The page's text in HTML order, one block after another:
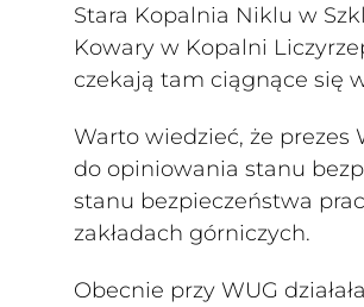
Stara Kopalnia Niklu w
Kowary w Kopalni
czekają tam ciągnące się
Warto wiedzieć, że prezes
do opiniowania stanu
stanu bezpieczeństwa
zakładach górniczych.
Obecnie przy WUG